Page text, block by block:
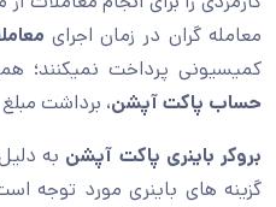
معامله گران در زمان اجرای
کمیسیونی پرداخت نمیکنند؛
حساب پاکت آپشن، برداشت
بروکر باینری پاکت آپشن به
گزینه های باینری مورد توجه